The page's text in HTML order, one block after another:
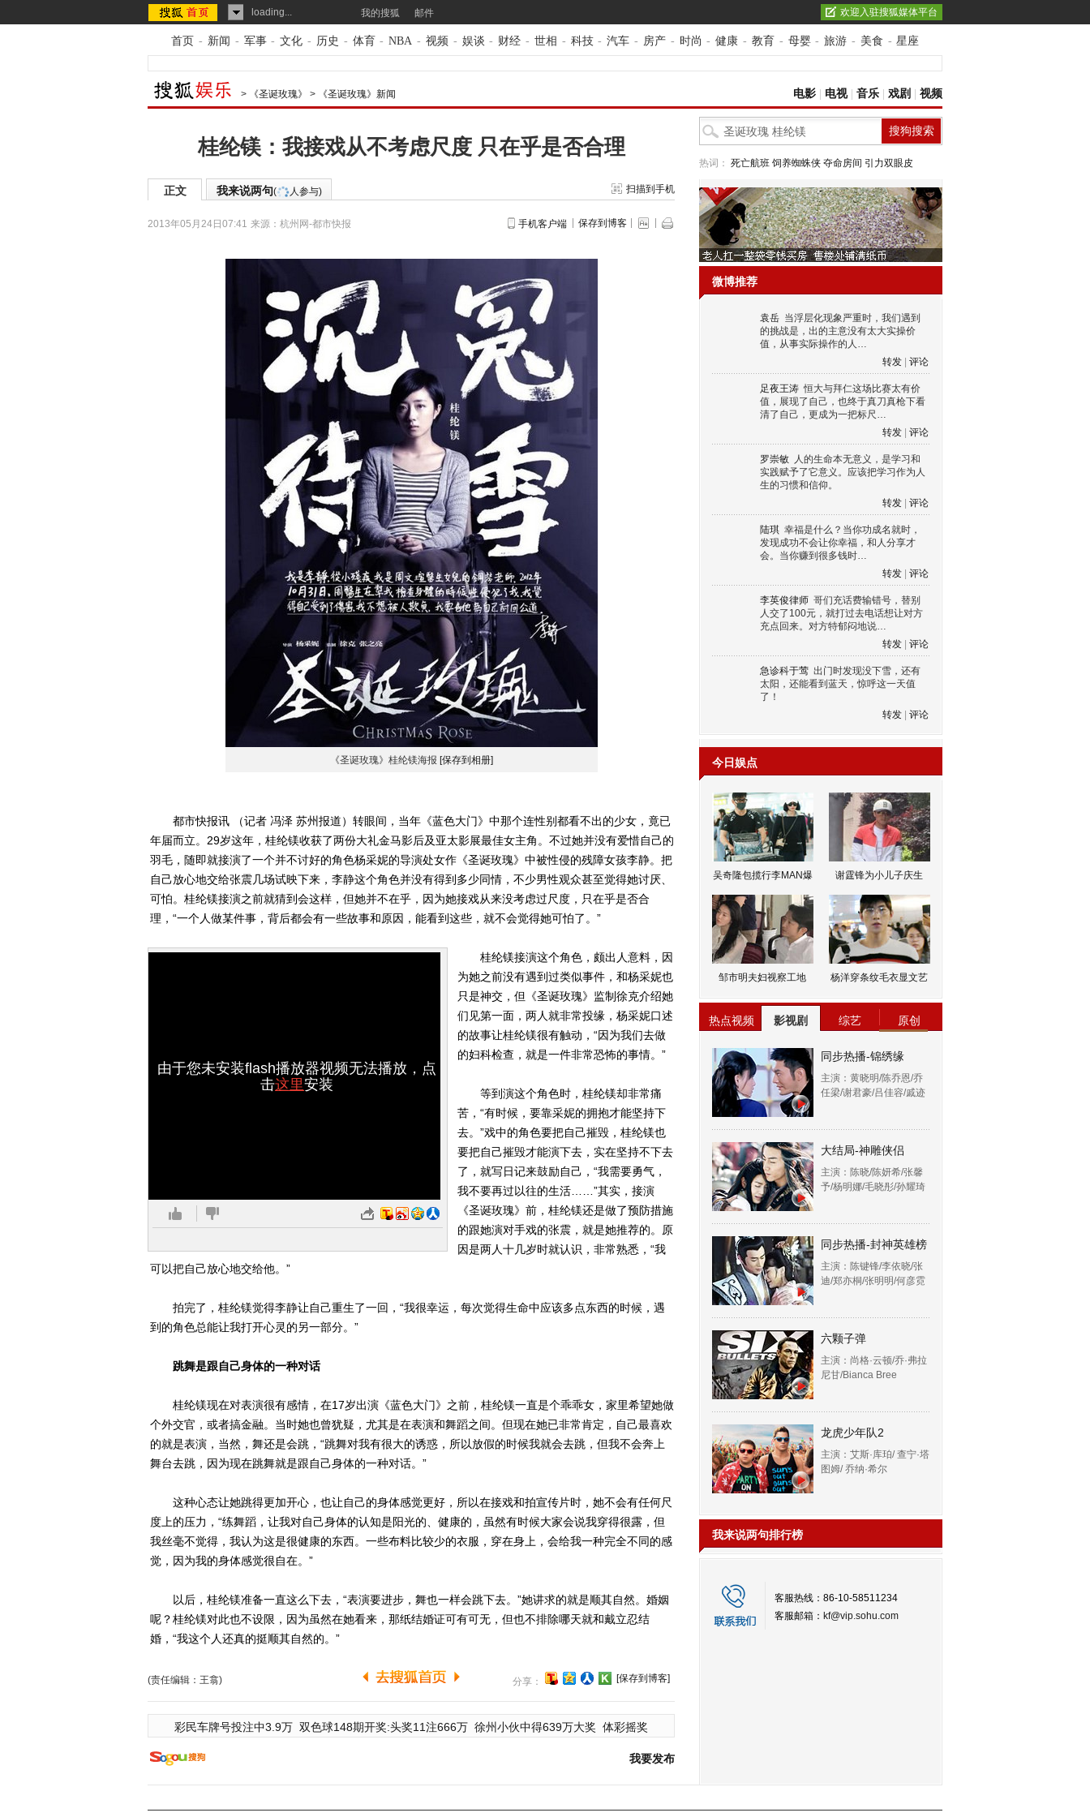
loading... 我的搜狐 邮件 欢迎入驻搜狐媒体平台
首页 - 新闻 - 军事 - 文化 - 历史 - 体育 - NBA - 视频 - 娱谈 - 财经 - 世相 - 科技 - 汽车 - 房产 - 时尚 - 健康 - 教育 - 母婴 - 旅游 - 美食 - 星座
> 《圣诞玫瑰》 > 《圣诞玫瑰》新闻 电影 电视| 音乐 戏剧 视频
桂纶镁：我接戏从不考虑尺度 只在乎是否合理
正文 我来说两句( 人参与) 扫描到手机
2013年05月24日07:41 来源： 杭州网-都市快报 手机客户端 保存到博客
《圣诞玫瑰》桂纶镁海报 [保存到相册]
都市快报讯 （记者 冯泽 苏州报道）转眼间，当年《蓝色大门》中那个连性别都看不出的少女，竟已
年届而立。29岁这年，桂纶镁收获了两份大礼金马影后及亚太影展最佳女主角。不过她并没有爱惜自己的
羽毛，随即就接演了一个并不讨好的角色杨采妮的导演处女作《圣诞玫瑰》中被性侵的残障女孩李静。把
自己放心地交给张震几场试映下来，李静这个角色并没有得到多少同情，不少男性观众甚至觉得她讨厌、
可怕。桂纶镁接演之前就猜到会这样，但她并不在乎，因为她接戏从来没考虑过尺度，只在乎是否合
理，“一个人做某件事，背后都会有一些故事和原因，能看到这些，就不会觉得她可怕了。”
由于您未安装flash播放器视频无法播放，点
击这里安装
桂纶镁接演这个角色，颇出人意料，因
为她之前没有遇到过类似事件，和杨采妮也
只是神交，但《圣诞玫瑰》监制徐克介绍她
们见第一面，两人就非常投缘，杨采妮口述
的故事让桂纶镁很有触动，“因为我们去做
的妇科检查，就是一件非常恐怖的事情。”
等到演这个角色时，桂纶镁却非常痛
苦，“有时候，要靠采妮的拥抱才能坚持下
去。”戏中的角色要把自己摧毁，桂纶镁也
要把自己摧毁才能演下去，实在坚持不下去
了，就写日记来鼓励自己，“我需要勇气，
我不要再过以往的生活……”其实，接演
《圣诞玫瑰》前，桂纶镁还是做了预防措施
的跟她演对手戏的张震，就是她推荐的。原
因是两人十几岁时就认识，非常熟悉，“我
可以把自己放心地交给他。”
拍完了，桂纶镁觉得李静让自己重生了一回，“我很幸运，每次觉得生命中应该多点东西的时候，遇
到的角色总能让我打开心灵的另一部分。”
跳舞是跟自己身体的一种对话
桂纶镁现在对表演很有感情，在17岁出演《蓝色大门》之前，桂纶镁一直是个乖乖女，家里希望她做
个外交官，或者搞金融。当时她也曾犹疑，尤其是在表演和舞蹈之间。但现在她已非常肯定，自己最喜欢
的就是表演，当然，舞还是会跳，“跳舞对我有很大的诱惑，所以放假的时候我就会去跳，但我不会奔上
舞台去跳，因为现在跳舞就是跟自己身体的一种对话。”
这种心态让她跳得更加开心，也让自己的身体感觉更好，所以在接戏和拍宣传片时，她不会有任何尺
度上的压力，“练舞蹈，让我对自己身体的认知是阳光的、健康的，虽然有时候大家会说我穿得很露，但
我丝毫不觉得，我认为这是很健康的东西。一些布料比较少的衣服，穿在身上，会给我一种完全不同的感
觉，因为我的身体感觉很自在。”
以后，桂纶镁准备一直这么下去，“表演要进步，舞也一样会跳下去。”她讲求的就是顺其自然。婚姻
呢？桂纶镁对此也不设限，因为虽然在她看来，那纸结婚证可有可无，但也不排除哪天就和戴立忍结
婚，“我这个人还真的挺顺其自然的。”
(责任编辑：王翕) 分享： [保存到博客]
彩民车牌号投注中3.9万 双色球148期开奖:头奖11注666万 徐州小伙中得639万大奖 体彩摇奖
我要发布
热词： 死亡航班 饲养蜘蛛侠 夺命房间 引力双眼皮
微博推荐
袁岳 当浮层化现象严重时，我们遇到
的挑战是，出的主意没有太大实操价
值，从事实际操作的人…
转发
评论
足夜王涛 恒大与拜仁这场比赛太有价
值，展现了自己，也终于真刀真枪下看
清了自己，更成为一把标尺…
转发
评论
罗崇敏 人的生命本无意义，是学习和
实践赋予了它意义。应该把学习作为人
生的习惯和信仰。
转发
评论
陆琪 幸福是什么？当你功成名就时，
发现成功不会让你幸福，和人分享才
会。当你赚到很多钱时…
转发
评论
李英俊律师 哥们充话费输错号，替别
人交了100元，就打过去电话想让对方
充点回来。对方特郁闷地说…
转发
评论
急诊科于莺 出门时发现没下雪，还有
太阳，还能看到蓝天，惊呼这一天值
了！
转发
评论
今日娱点
吴奇隆包揽行李MAN爆 谢霆锋为小儿子庆生
邹市明夫妇视察工地 杨洋穿条纹毛衣显文艺
热点视频 影视剧 综艺 原创
同步热播-锦绣缘
主演：黄晓明/陈乔恩/乔
任梁/谢君豪/吕佳容/戚迹
大结局-神雕侠侣
主演：陈晓/陈妍希/张馨
予/杨明娜/毛晓彤/孙耀琦
同步热播-封神英雄榜
主演：陈键锋/李依晓/张
迪/郑亦桐/张明明/何彦霓
六颗子弹
主演：尚格·云顿/乔·弗拉
尼甘/Bianca Bree
龙虎少年队2
主演：艾斯·库珀/ 查宁·塔
图姆/ 乔纳·希尔
我来说两句排行榜
客服热线：86-10-58511234
客服邮箱： kf@vip.sohu.com